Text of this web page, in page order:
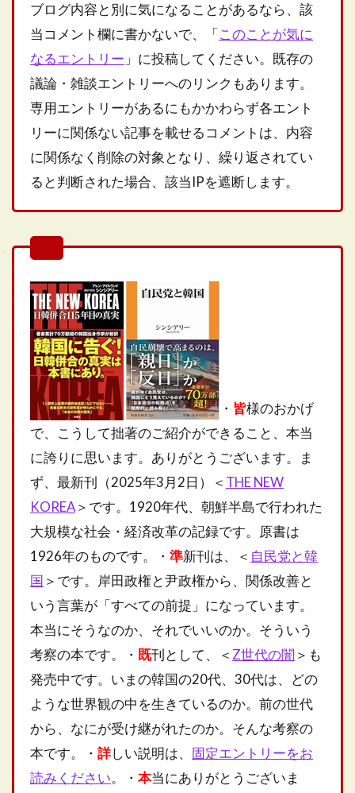
ブログ内容と別に気になることがあるなら、該
当コメント欄に書かないで、「このことが気に
なるエントリー 」に投稿してください。既存の
議論・雑談エントリーへのリンクもあります。
専用エントリーがあるにもかかわらず各エント
リーに関係ない記事を載せるコメントは、内容
に関係なく削除の対象となり、繰り返されてい
ると判断された場合、該当IPを遮断します。
・ 皆様のおかげ
で、こうして拙著のご紹介ができること、本当
に誇りに思います。ありがとうございます。ま
ず、最新刊（2025年3月2日）＜ THE NEW
KOREA＞です。1920年代、朝鮮半島で行われた
大規模な社会・経済改革の記録です。原書は
1926年のものです。・ 準新刊は、＜ 自民党と韓
国 ＞です。岸田政権と尹政権から、関係改善と
いう言葉が「すべての前提」になっています。
本当にそうなのか、それでいいのか。そういう
考察の本です。・ 既刊として、＜ Z世代の闇 ＞も
発売中です。いまの韓国の20代、30代は、どの
ような世界観の中を生きているのか。前の世代
から、なにが受け継がれたのか。そんな考察の
本です。・ 詳しい説明は、 固定エントリーをお
読みください。・ 本当にありがとうございま